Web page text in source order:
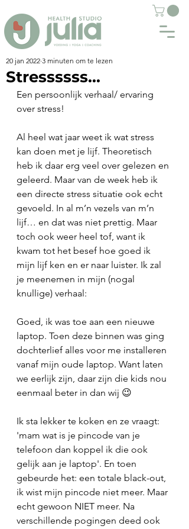
Stressssss...
20 jan 2022 3 minuten om te lezen
Een persoonlijk verhaal/ ervaring
over stress!
Al heel wat jaar weet ik wat stress
kan doen met je lijf. Theoretisch
heb ik daar erg veel over gelezen en
geleerd. Maar van de week heb ik
een directe stress situatie ook echt
gevoeld. In al m’n vezels van m’n
lijf… en dat was niet prettig. Maar
toch ook weer heel tof, want ik
kwam tot het besef hoe goed ik
mijn lijf ken en er naar luister. Ik zal
je meenemen in mijn (nogal
knullige) verhaal:
Goed, ik was toe aan een nieuwe
laptop. Toen deze binnen was ging
dochterlief alles voor me installeren
vanaf mijn oude laptop. Want laten
we eerlijk zijn, daar zijn die kids nou
eenmaal beter in dan wij 😉
Ik sta lekker te koken en ze vraagt:
'mam wat is je pincode van je
telefoon dan koppel ik die ook
gelijk aan je laptop'. En toen
gebeurde het: een totale black-out,
ik wist mijn pincode niet meer. Maar
echt gewoon NIET meer. Na
verschillende pogingen deed ook